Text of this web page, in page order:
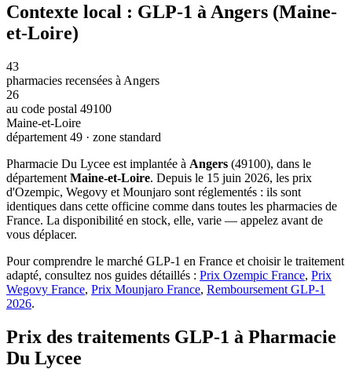
Contexte local : GLP-1 à Angers (Maine-
et-Loire)
43
pharmacies recensées à Angers
26
au code postal 49100
Maine-et-Loire
département 49 · zone standard
Pharmacie Du Lycee est implantée à Angers (49100), dans le
département Maine-et-Loire. Depuis le 15 juin 2026, les prix
d'Ozempic, Wegovy et Mounjaro sont réglementés : ils sont
identiques dans cette officine comme dans toutes les pharmacies de
France. La disponibilité en stock, elle, varie — appelez avant de
vous déplacer.
Pour comprendre le marché GLP-1 en France et choisir le traitement
adapté, consultez nos guides détaillés : Prix Ozempic France, Prix
Wegovy France, Prix Mounjaro France, Remboursement GLP-1
2026.
Prix des traitements GLP-1 à Pharmacie
Du Lycee